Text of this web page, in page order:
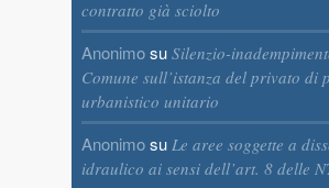
contratto già sciolto
Anonimosu Silenzio-
Comune sull’istanza del privato di
urbanistico unitario
Anonimosu Le aree soggette a
idraulico ai sensi dell’art. 8 delle